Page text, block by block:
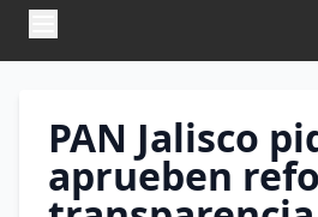
PAN Jalisco
aprueben